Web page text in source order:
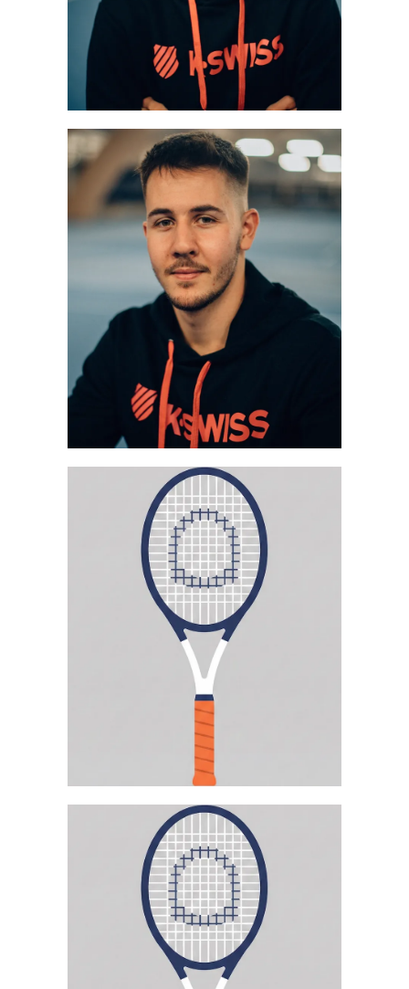
Mehr erfahren
MARK DRAGOMIROV
Trainer
Mehr erfahren
DENNIS DRAGOMIROV
Trainer
Mehr erfahren
CHRIS WAITE